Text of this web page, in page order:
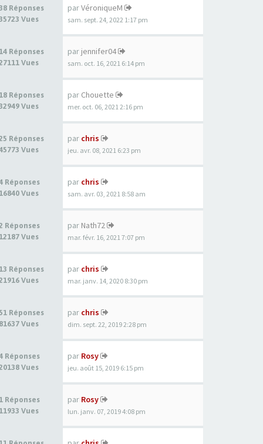
Réponses
Vues
parVéroniqueM
sam. sept. 24, 2022 1:17 pm
14 Réponses
Vues
par jennifer04
sam. oct. 16, 2021 6:14 pm
18 Réponses
Vues
par Chouette
mer. oct. 06, 2021 2:16 pm
Réponses
Vues
par chris
jeu. avr. 08, 2021 6:23 pm
Réponses
16840 Vues
par chris
sam. avr. 03, 2021 8:58 am
Réponses
12187 Vues
par Nath72
mar. févr. 16, 2021 7:07 pm
13 Réponses
Vues
par chris
mar. janv. 14, 2020 8:30 pm
Réponses
81637 Vues
par chris
dim. sept. 22, 2019 2:28 pm
Réponses
Vues
par Rosy
jeu. août 15, 2019 6:15 pm
1 Réponses
11933 Vues
par Rosy
lun. janv. 07, 2019 4:08 pm